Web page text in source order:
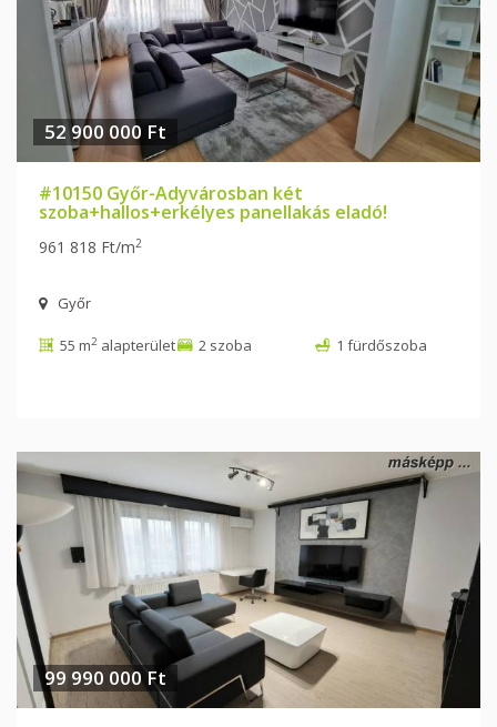
52 900 000 Ft
#10150 Győr-Adyvárosban két
szoba+hallos+erkélyes panellakás eladó!
961 818 Ft/m2
Győr
55 m2 alapterület 2 szoba 1 fürdőszoba
99 990 000 Ft